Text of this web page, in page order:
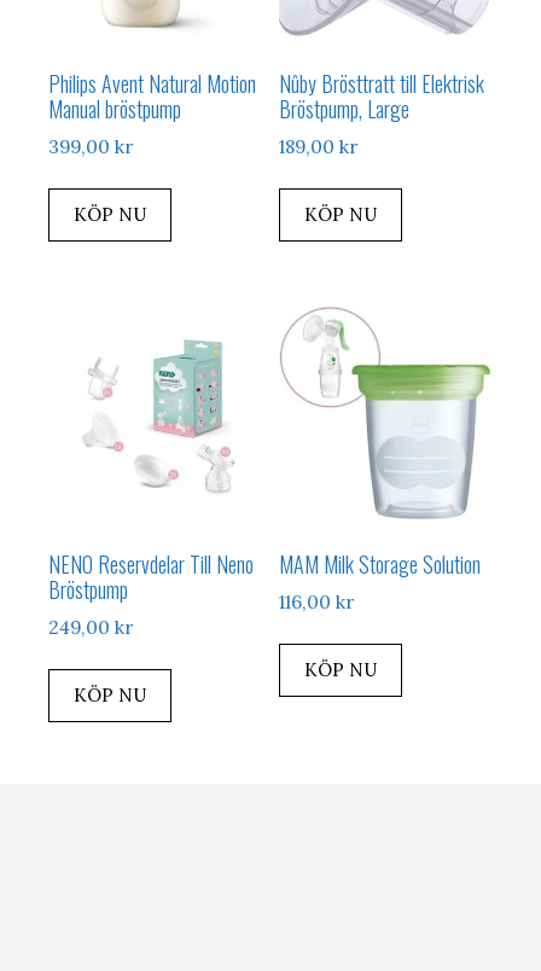
Philips Avent Natural Motion
Manual bröstpump
399,00 kr
KÖP NU
Nûby Brösttratt till Elektrisk
Bröstpump, Large
189,00kr
KÖP NU
NENO Reservdelar Till Neno
Bröstpump
249,00 kr
KÖP NU
MAM Milk Storage Solution
116,00kr
KÖP NU